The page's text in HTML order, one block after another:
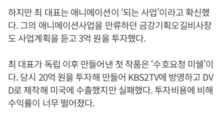
하지만 최 대표는 애니메이션이 ‘되는 사업’이라고 확신했
다. 그의 애니메이션사업을 만류하던 금강기획오길비사장
도 사업계획을 듣고 3억 원을 투자했다.
최 대표가 독립 이후 만들어낸 첫 작품은 ‘수호요정 미쉘’이
다. 당시 20억 원을 투자해 만들어 KBS2TV에 방영하고 DV
D로 제작해 미국에 수출했지만 실패했다. 투자비용에 비해
수익률이 너무 떨어졌다.